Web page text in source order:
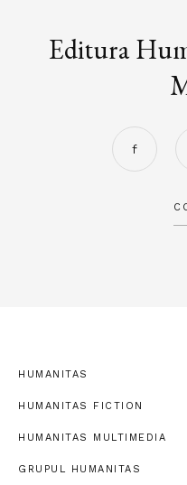
Editura
HUMANITAS
HUMANITAS FICTION
HUMANITAS MULTIMEDIA
GRUPUL HUMANITAS